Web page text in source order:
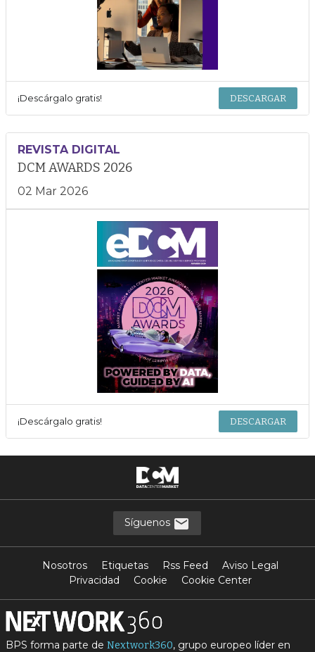
¡Descárgalo gratis! DESCARGAR
REVISTA DIGITAL
DCM AWARDS 2026
02 Mar 2026
¡Descárgalo gratis! DESCARGAR
Síguenos
Nosotros Etiquetas Rss Feed
Aviso Legal
Privacidad
Cookie Cookie Center
BPS forma parte de Nextwork360, grupo europeo líder en